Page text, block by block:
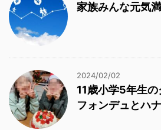
家族みんな元気
2024/02/02
11歳小学5年生
フォンデュとハ